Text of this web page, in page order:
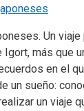
Un
Igort, más que
en el
un sueño:
un viaje